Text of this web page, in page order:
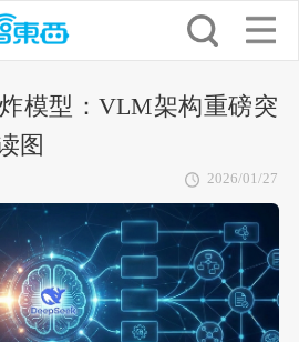
炸模型：VLM架构重磅突
图
2026/01/27